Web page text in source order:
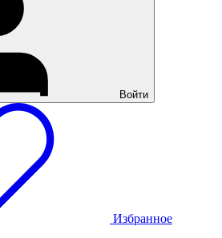
Войти
Избранное